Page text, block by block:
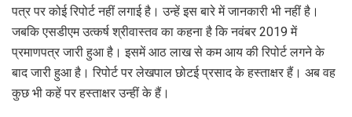
पत्र पर कोई रिपोर्ट नहीं लगाई है। उन्हें इस बारे में जानकारी भी नहीं है।
जबकि एसडीएम उत्कर्ष श्रीवास्तव का कहना है कि नवंबर 2019 में
प्रमाणपत्र जारी हुआ है। इसमें आठ लाख से कम आय की रिपोर्ट लगने के
बाद जारी हुआ है। रिपोर्ट पर लेखपाल छोटई प्रसाद के हस्ताक्षर हैं। अब वह
कुछ भी कहें पर हस्ताक्षर उन्हीं के हैं।